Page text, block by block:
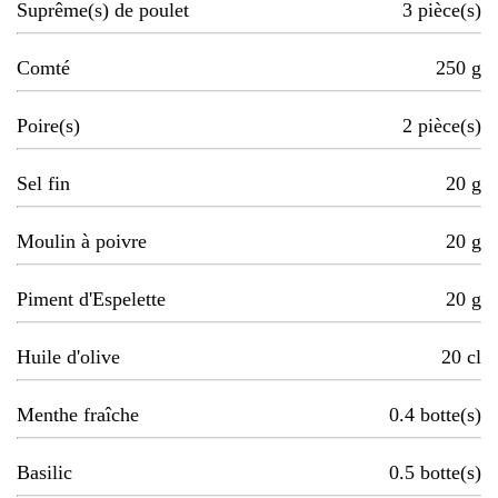
Suprême(s) de poulet 3 pièce(s)
Comté 250 g
Poire(s) 2 pièce(s)
Sel fin 20 g
Moulin à poivre 20 g
Piment d'Espelette 20 g
Huile d'olive 20 cl
Menthe fraîche 0.4 botte(s)
Basilic 0.5 botte(s)